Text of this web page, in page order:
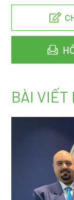
BÀI VIẾT